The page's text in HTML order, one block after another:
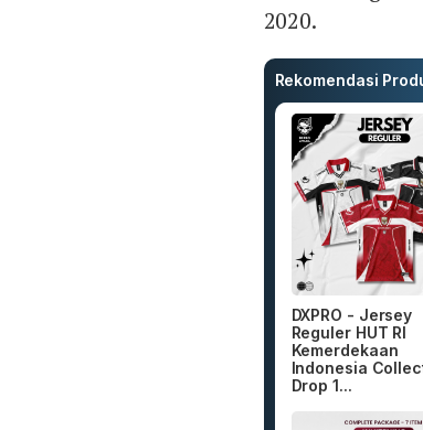
2020.
Rekomendasi
DXPRO - Jersey
Reguler HUT RI
Kemerdekaan
Indonesia
Drop 1...